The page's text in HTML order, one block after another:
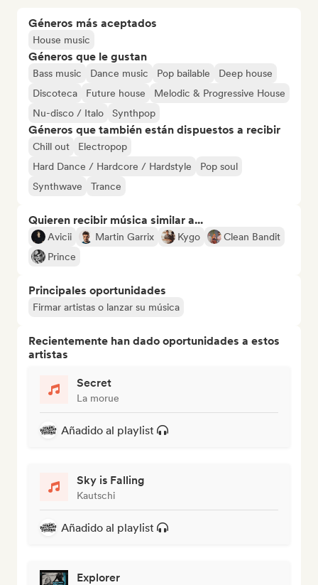
Géneros más aceptados
House music
Géneros que le gustan
Bass music Dance music Pop bailable
Deep house
Discoteca
Future house
Melodic & Progressive House
Nu-disco / Italo
Synthpop
Géneros que también están dispuestos a recibir
Chill out
Electropop
Hard Dance / Hardcore / Hardstyle
Pop soul
Synthwave
Trance
Quieren recibir música similar a...
Avicii Martin Garrix Kygo
Clean Bandit
Prince
Principales oportunidades
Firmar artistas o lanzar su música
Recientemente han dado oportunidades a estos
artistas
Secret
La morue
Añadido al playlist
Sky is Falling
Kautschi
Añadido al playlist
Explorer